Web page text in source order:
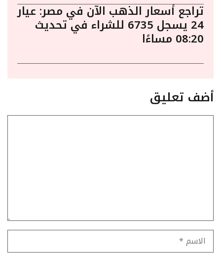
تراجع أسعار الذهب الآن في مصر: عيار
24 يسجل 6735 للشراء في تحديث
08:20 مساءًا
أضف تعليق
الاسم